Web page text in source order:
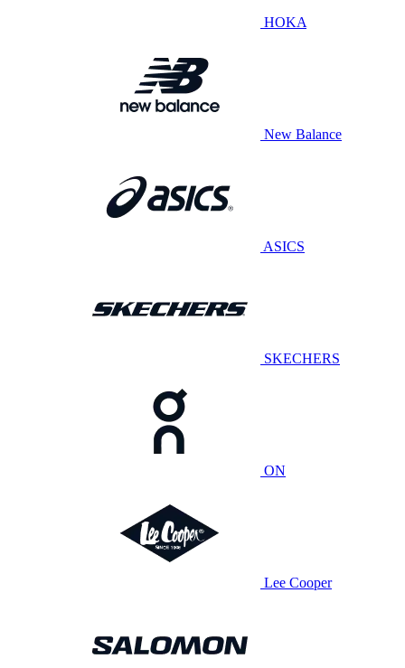
HOKA
New Balance
ASICS
SKECHERS
ON
Lee Cooper